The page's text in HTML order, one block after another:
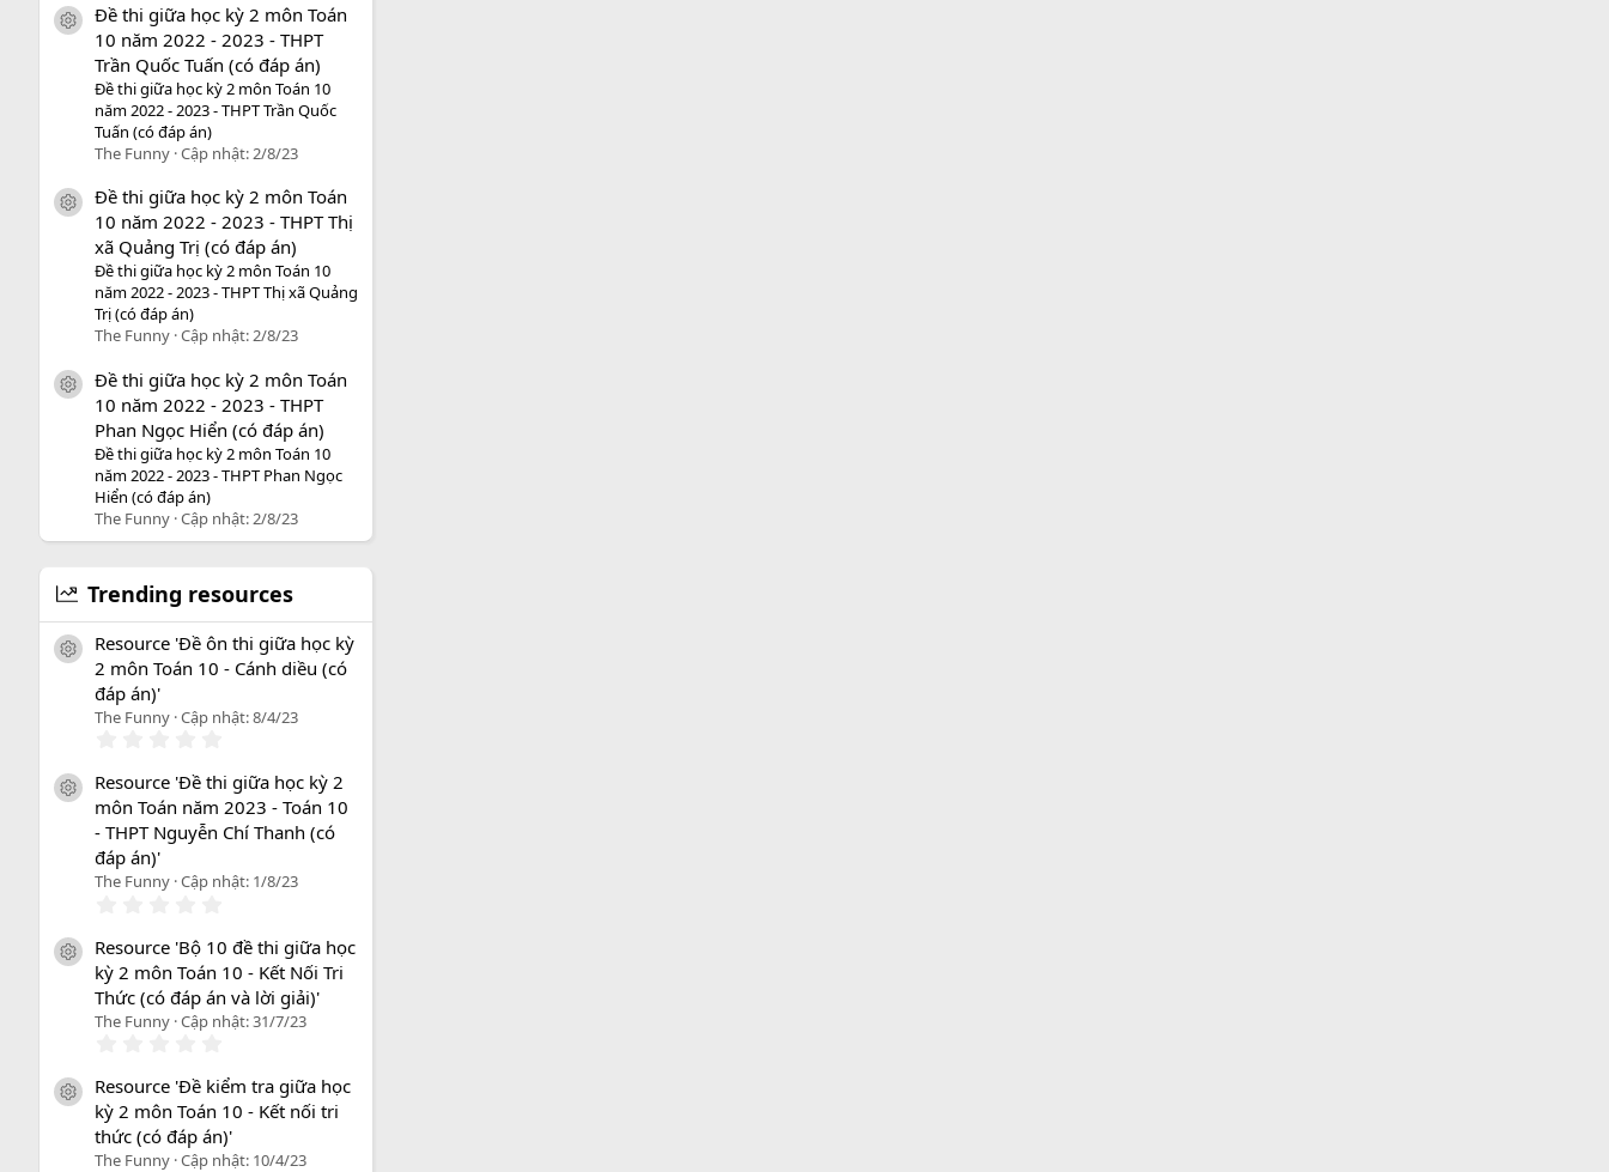
icon tài liệu
Đề thi giữa học kỳ 2 môn Toán
10 năm 2022 - 2023 - THPT
Trần Quốc Tuấn (có đáp án)
Đề thi giữa học kỳ 2 môn Toán 10
năm 2022 - 2023 - THPT Trần Quốc
Tuấn (có đáp án)
The Funny Cập nhật:2/8/23
icon tài liệu
Đề thi giữa học kỳ 2 môn Toán
10 năm 2022 - 2023 - THPT Thị
xã Quảng Trị (có đáp án)
Đề thi giữa học kỳ 2 môn Toán 10
năm 2022 - 2023 - THPT Thị xã Quảng
Trị (có đáp án)
The Funny Cập nhật:2/8/23
icon tài liệu
Đề thi giữa học kỳ 2 môn Toán
10 năm 2022 - 2023 - THPT
Phan Ngọc Hiển (có đáp án)
Đề thi giữa học kỳ 2 môn Toán 10
năm 2022 - 2023 - THPT Phan Ngọc
Hiển (có đáp án)
The Funny Cập nhật: 2/8/23
Trending resources
icon tài liệu
Resource 'Đề ôn thi giữa học kỳ
2 môn Toán 10 - Cánh diều (có
đáp án)'
The Funny Cập nhật:8/4/23
0
0
s
a
o
icon tài liệu
Resource 'Đề thi giữa học kỳ 2
môn Toán năm 2023 - Toán 10
- THPT Nguyễn Chí Thanh (có
đáp án)'
The Funny Cập nhật: 1/8/23
0
0
s
a
o
icon tài liệu
Resource 'Bộ 10 đề thi giữa học
kỳ 2 môn Toán 10 - Kết Nối Tri
Thức (có đáp án và lời giải)'
The Funny Cập nhật:31/7/23
0
0
s
a
o
icon tài liệu
Resource 'Đề kiểm tra giữa học
kỳ 2 môn Toán 10 - Kết nối tri
thức (có đáp án)'
The Funny Cập nhật: 10/4/23